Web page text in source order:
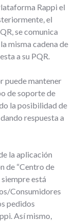
Rappi el
el
se comunica
misma cadena de
a su PQR.
puede mantener
de soporte de
la posibilidad de
respuesta a
la aplicación
de “Centro de
está
Consumidores
pedidos
Así mismo,